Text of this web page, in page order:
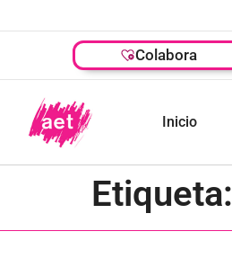
Inicio
Colabora
Etiqueta: